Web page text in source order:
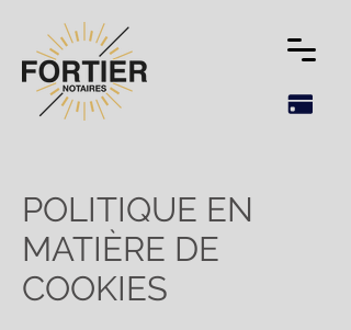
POLITIQUE EN
MATIÈRE DE
COOKIES